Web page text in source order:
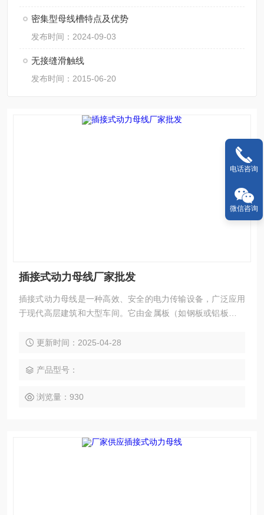
密集型母线槽特点及优势
发布时间：2024-09-03
无接缝滑触线
发布时间：2015-06-20
插接式动力母线厂家批发
插接式动力母线‌是一种高效、安全的电力传输设备，广泛应用
于现代高层建筑和大型车间。它由金属板（如钢板或铝板）保
送系统中表现出色‌。
更新时间：2025-04-28
产品型号：
浏览量：930
电话咨询
微信咨询